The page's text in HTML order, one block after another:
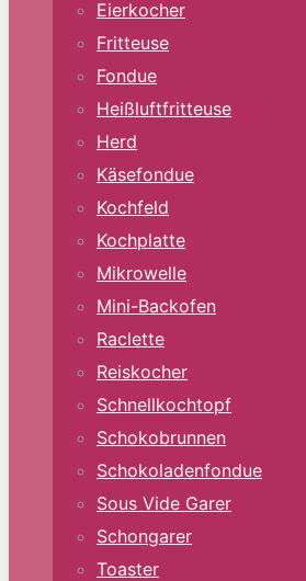
Eierkocher
Fritteuse
Fondue
Heißluftfritteuse
Herd
Käsefondue
Kochfeld
Kochplatte
Mikrowelle
Mini-Backofen
Raclette
Reiskocher
Schnellkochtopf
Schokobrunnen
Schokoladenfondue
Sous Vide Garer
Schongarer
Toaster